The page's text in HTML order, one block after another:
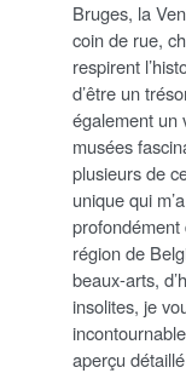
E
D
O
N
Bruges, la
coin de rue,
respirent
d’être un
également un
musées
plusieurs de
unique qui
profondément
région de
beaux-arts,
insolites, je
aperçu